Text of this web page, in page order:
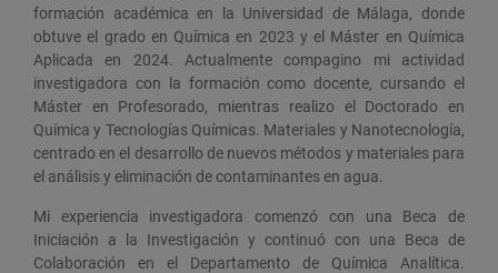
formación académica en la Universidad de Málaga, donde
obtuve el grado en Química en 2023 y el Máster en Química
Aplicada en 2024. Actualmente compagino mi actividad
investigadora con la formación como docente, cursando el
Máster en Profesorado, mientras realizo el Doctorado en
Química y Tecnologías Químicas. Materiales y Nanotecnología,
centrado en el desarrollo de nuevos métodos y materiales para
el análisis y eliminación de contaminantes en agua.
Mi experiencia investigadora comenzó con una Beca de
Iniciación a la Investigación y continuó con una Beca de
Colaboración en el Departamento de Química Analítica.